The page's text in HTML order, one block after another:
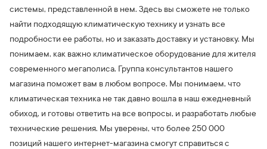
системы, представленной в нем. Здесь вы сможете не только
найти подходящую климатическую технику и узнать все
подробности ее работы, но и заказать доставку и установку. Мы
понимаем, как важно климатическое оборудование для жителя
современного мегаполиса. Группа консультантов нашего
магазина поможет вам в любом вопросе. Мы понимаем, что
климатическая техника не так давно вошла в наш ежедневный
обиход, и готовы ответить на все вопросы, и разработать любые
технические решения. Мы уверены, что более 250 000
позиций нашего интернет-магазина смогут справиться с